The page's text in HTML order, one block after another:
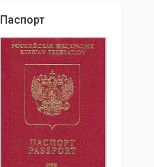
Паспорт